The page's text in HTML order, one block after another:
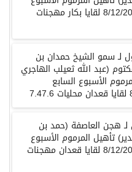
السابع 8/12/2015 لقايا بكار مهجنات
لـ سمو الشيخ حمدان بن
(عبد الله ثعيلب الهاجري
الأسبوع السابع
لـ هجن العاصفة (حمد بن
تأهيل المرموم الأسبوع
السابع 8/12/2015 لقايا قعدان مهجنات